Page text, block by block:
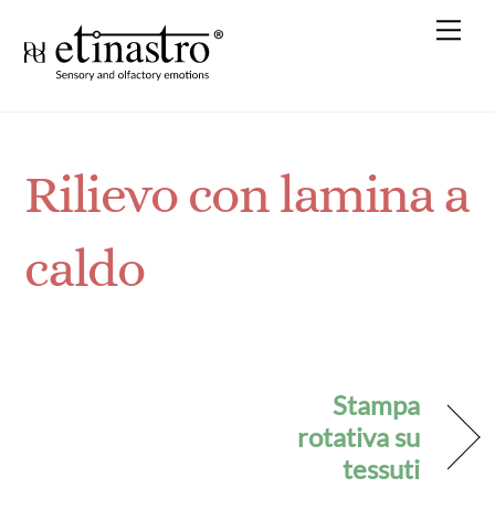
content
Rilievo con lamina a
caldo
Stampa
rotativa su
tessuti